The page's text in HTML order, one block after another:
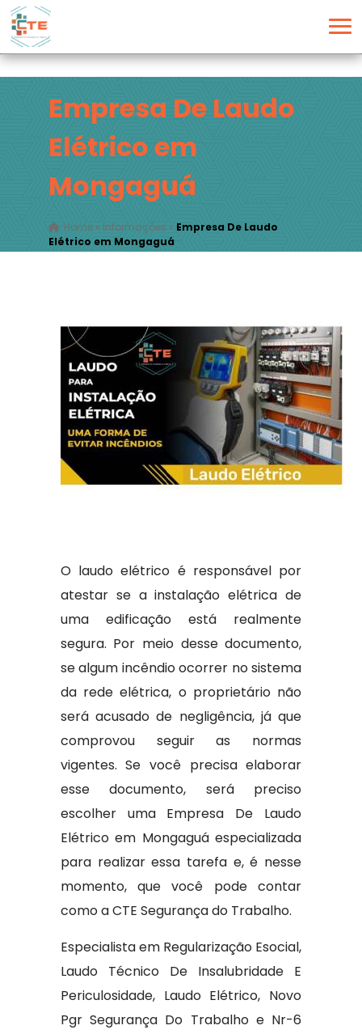
Empresa De Laudo
Elétrico em
Mongaguá
Home» Informações » Empresa De Laudo
Elétrico em Mongaguá
O laudo elétrico é responsável por
atestar se a instalação elétrica de
uma edificação está realmente
segura. Por meio desse documento,
se algum incêndio ocorrer no sistema
da rede elétrica, o proprietário não
será acusado de negligência, já que
comprovou seguir as normas
vigentes. Se você precisa elaborar
esse documento, será preciso
escolher uma Empresa De Laudo
Elétrico em Mongaguá especializada
para realizar essa tarefa e, é nesse
momento, que você pode contar
como a CTE Segurança do Trabalho.
Especialista em Regularização Esocial,
Laudo Técnico De Insalubridade E
Periculosidade, Laudo Elétrico, Novo
Pgr Segurança Do Trabalho e Nr-6